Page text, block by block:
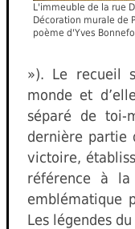
L'immeuble de la rue
Décoration murale de
poème d'Yves
»). Le recueil
monde et
séparé de toi-
dernière partie
victoire,
référence à la
emblématique
Les légendes